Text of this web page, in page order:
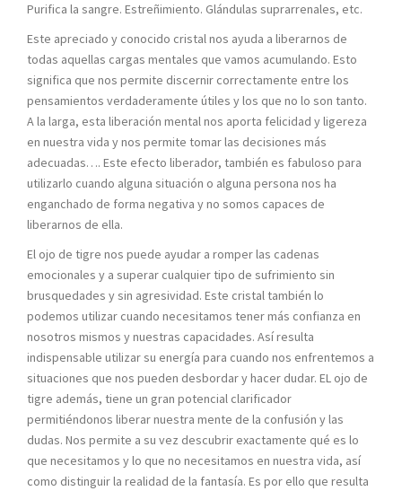
Purifica la sangre. Estreñimiento. Glándulas suprarrenales, etc.
Este apreciado y conocido cristal nos ayuda a liberarnos de
todas aquellas cargas mentales que vamos acumulando. Esto
significa que nos permite discernir correctamente entre los
pensamientos verdaderamente útiles y los que no lo son tanto.
A la larga, esta liberación mental nos aporta felicidad y ligereza
en nuestra vida y nos permite tomar las decisiones más
adecuadas…. Este efecto liberador, también es fabuloso para
utilizarlo cuando alguna situación o alguna persona nos ha
enganchado de forma negativa y no somos capaces de
liberarnos de ella.
El ojo de tigre nos puede ayudar a romper las cadenas
emocionales y a superar cualquier tipo de sufrimiento sin
brusquedades y sin agresividad. Este cristal también lo
podemos utilizar cuando necesitamos tener más confianza en
nosotros mismos y nuestras capacidades. Así resulta
indispensable utilizar su energía para cuando nos enfrentemos a
situaciones que nos pueden desbordar y hacer dudar. EL ojo de
tigre además, tiene un gran potencial clarificador
permitiéndonos liberar nuestra mente de la confusión y las
dudas. Nos permite a su vez descubrir exactamente qué es lo
que necesitamos y lo que no necesitamos en nuestra vida, así
como distinguir la realidad de la fantasía. Es por ello que resulta